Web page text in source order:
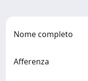
Nome completo
Afferenza